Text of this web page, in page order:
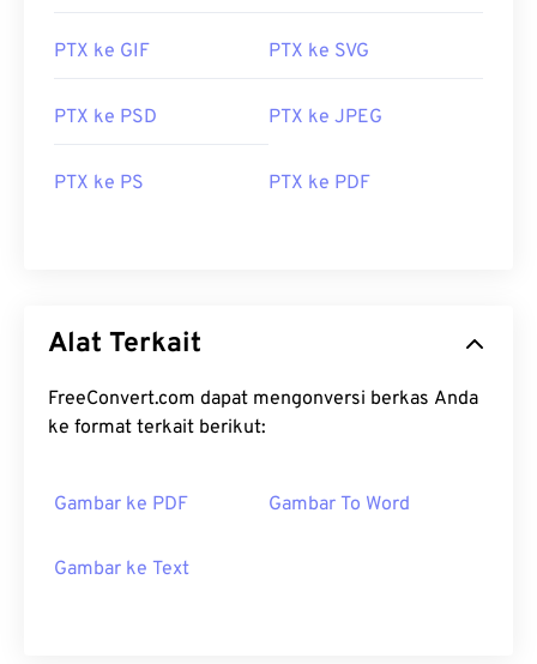
PTX ke GIF PTX ke SVG
PTX ke PSD PTX ke JPEG
PTX ke PS PTX ke PDF
Alat Terkait
FreeConvert.com dapat mengonversi berkas Anda
ke format terkait berikut:
Gambar ke PDF Gambar To Word
Gambar ke Text